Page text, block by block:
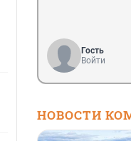
Гость
Войти
НОВОСТИ